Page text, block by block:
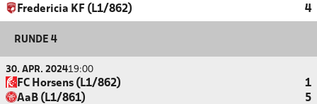
Fredericia KF (L1/862)
4
RUNDE 4
30. APR. 202419:00
FC Horsens (L1/862)
1
AaB (L1/861)
5